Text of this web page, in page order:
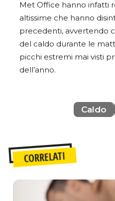
Met Office hanno infatti
altissime che hanno
precedenti, avvertendo
del caldo durante le
picchi estremi mai visti
dell’anno.
Caldo
CORRELATI